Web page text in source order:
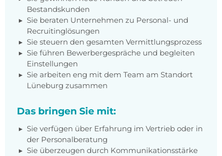
Bestandskunden
Sie beraten Unternehmen zu Personal- und
Recruitinglösungen
Sie steuern den gesamten Vermittlungsprozess
Sie führen Bewerbergespräche und begleiten
Einstellungen
Sie arbeiten eng mit dem Team am Standort
Lüneburg zusammen
Das bringen Sie mit:
Sie verfügen über Erfahrung im Vertrieb oder in
der Personalberatung
Sie überzeugen durch Kommunikationsstärke